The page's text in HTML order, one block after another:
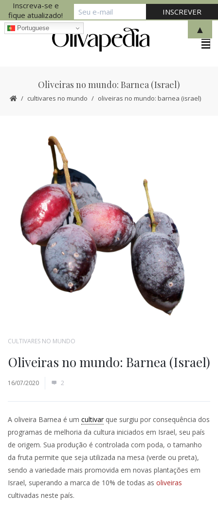
Oliveiras no mundo: Barnea (Israel)
cultivares no mundo oliveiras no mundo: barnea (israel)
CULTIVARES NO MUNDO
Oliveiras no mundo: Barnea (Israel)
16/07/2020 2
A oliveira Barnea é um cultivarque surgiu por consequência dos
programas de melhoria da cultura iniciados em Israel, seu país
de origem. Sua produção é controlada com poda, o tamanho
da fruta permite que seja utilizada na mesa (verde ou preta),
sendo a variedade mais promovida em novas plantações em
Israel, superando a marca de 10% de todas as oliveiras
cultivadas neste país.
Inscreva-se e
fique atualizado!
▲
Portuguese